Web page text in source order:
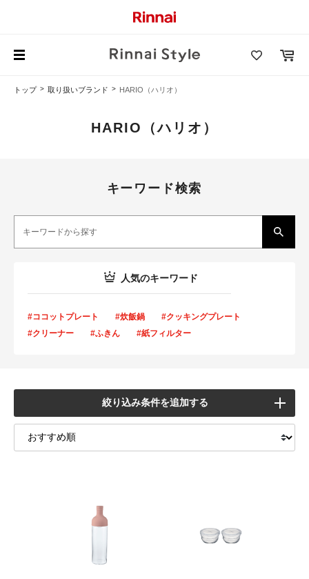
トップ 取り扱いブランド HARIO（ハリオ）
HARIO（ハリオ）
キーワード検索
人気のキーワード
#ココットプレート #炊飯鍋
#クッキングプレート
#クリーナー
#ふきん #紙フィルター
絞り込み条件を追加する